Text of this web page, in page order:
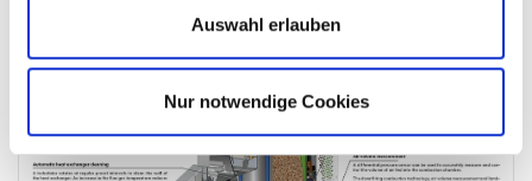
Auswahl erlauben
Nur notwendige Cookies